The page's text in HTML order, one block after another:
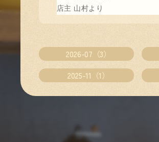
店主 山村より
2026-07（3）
2025-11（1）